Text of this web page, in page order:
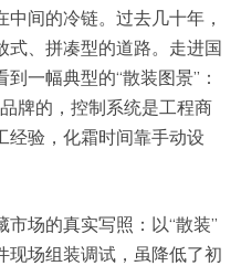
间的冷链。过去几十年，
式、拼凑型的道路。走进国
一幅典型的“散装图景”：
牌的，控制系统是工程商
经验，化霜时间靠手动设
场的真实写照：以“散装”
现场组装调试，虽降低了初